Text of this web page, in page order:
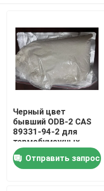
Дом
Продукты
Черный цвет
бывший ODB-2 CAS
89331-94-2 для
термобумажных
химикатов и
материалов для
записи
Отправить запрос